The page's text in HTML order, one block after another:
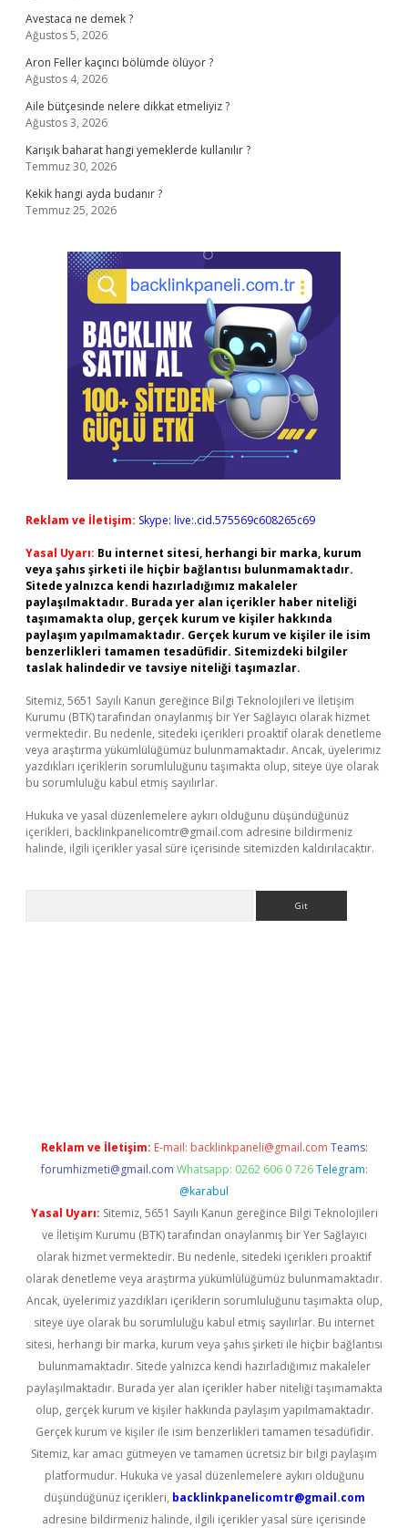
Avestaca ne demek ?
Ağustos 5, 2026
Aron Feller kaçıncı bölümde ölüyor ?
Ağustos 4, 2026
Aile bütçesinde nelere dikkat etmeliyiz ?
Ağustos 3, 2026
Karışık baharat hangi yemeklerde kullanılır ?
Temmuz 30, 2026
Kekik hangi ayda budanır ?
Temmuz 25, 2026
Reklam ve İletişim: Skype: live:.cid.575569c608265c69
Yasal Uyarı: Bu internet sitesi, herhangi bir marka, kurum
veya şahıs şirketi ile hiçbir bağlantısı bulunmamaktadır.
Sitede yalnızca kendi hazırladığımız makaleler
paylaşılmaktadır. Burada yer alan içerikler haber niteliği
taşımamakta olup, gerçek kurum ve kişiler hakkında
paylaşım yapılmamaktadır. Gerçek kurum ve kişiler ile isim
benzerlikleri tamamen tesadüfidir. Sitemizdeki bilgiler
taslak halindedir ve tavsiye niteliği taşımazlar.
Sitemiz, 5651 Sayılı Kanun gereğince Bilgi Teknolojileri ve İletişim
Kurumu (BTK) tarafından onaylanmış bir Yer Sağlayıcı olarak hizmet
vermektedir. Bu nedenle, sitedeki içerikleri proaktif olarak denetleme
veya araştırma yükümlülüğümüz bulunmamaktadır. Ancak, üyelerimiz
yazdıkları içeriklerin sorumluluğunu taşımakta olup, siteye üye olarak
bu sorumluluğu kabul etmiş sayılırlar.
Hukuka ve yasal düzenlemelere aykırı olduğunu düşündüğünüz
içerikleri, backlinkpanelicomtr@gmail.com adresine bildirmeniz
halinde, ilgili içerikler yasal süre içerisinde sitemizden kaldırılacaktır.
Reklam ve İletişim: E-mail: backlinkpaneli@gmail.com Teams:
forumhizmeti@gmail.com Whatsapp: 0262 606 0 726 Telegram:
@karabul
Yasal Uyarı: Sitemiz, 5651 Sayılı Kanun gereğince Bilgi Teknolojileri
ve İletişim Kurumu (BTK) tarafından onaylanmış bir Yer Sağlayıcı
olarak hizmet vermektedir. Bu nedenle, sitedeki içerikleri proaktif
olarak denetleme veya araştırma yükümlülüğümüz bulunmamaktadır.
Ancak, üyelerimiz yazdıkları içeriklerin sorumluluğunu taşımakta olup,
siteye üye olarak bu sorumluluğu kabul etmiş sayılırlar. Bu internet
sitesi, herhangi bir marka, kurum veya şahıs şirketi ile hiçbir bağlantısı
bulunmamaktadır. Sitede yalnızca kendi hazırladığımız makaleler
paylaşılmaktadır. Burada yer alan içerikler haber niteliği taşımamakta
olup, gerçek kurum ve kişiler hakkında paylaşım yapılmamaktadır.
Gerçek kurum ve kişiler ile isim benzerlikleri tamamen tesadüfidir.
Sitemiz, kar amacı gütmeyen ve tamamen ücretsiz bir bilgi paylaşım
platformudur. Hukuka ve yasal düzenlemelere aykırı olduğunu
düşündüğünüz içerikleri, backlinkpanelicomtr@gmail.com
adresine bildirmeniz halinde, ilgili içerikler yasal süre içerisinde